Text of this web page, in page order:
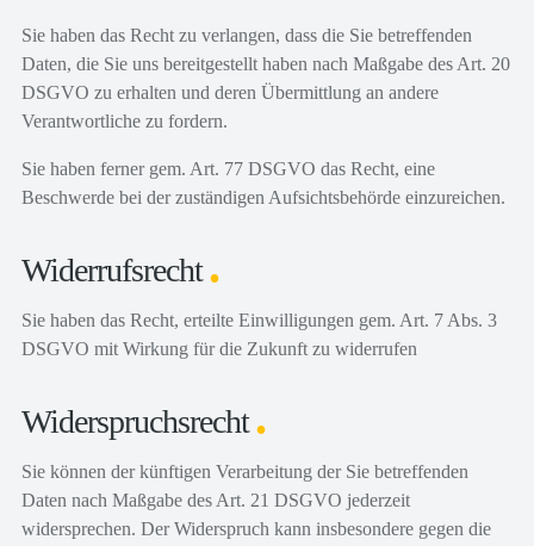
Sie haben das Recht zu verlangen, dass die Sie betreffenden
Daten, die Sie uns bereitgestellt haben nach Maßgabe des Art. 20
DSGVO zu erhalten und deren Übermittlung an andere
Verantwortliche zu fordern.
Sie haben ferner gem. Art. 77 DSGVO das Recht, eine
Beschwerde bei der zuständigen Aufsichtsbehörde einzureichen.
Widerrufsrecht
Sie haben das Recht, erteilte Einwilligungen gem. Art. 7 Abs. 3
DSGVO mit Wirkung für die Zukunft zu widerrufen
Widerspruchsrecht
Sie können der künftigen Verarbeitung der Sie betreffenden
Daten nach Maßgabe des Art. 21 DSGVO jederzeit
widersprechen. Der Widerspruch kann insbesondere gegen die